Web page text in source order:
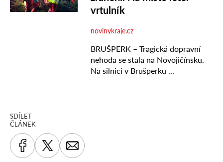
SDÍLET
ČLÁNEK